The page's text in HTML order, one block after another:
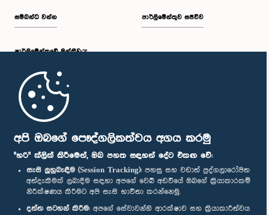
අපි ඔබගේ පෞද්ගලිකත්වය අගය කරමු
"හරි" ක්ලික් කිරීමෙන්, ඔබ පහත සඳහන් දේට එකඟ වේ:
සැසි ලුහුබැඳීම (Session Tracking): පහසු සහ වඩාත් පුද්ගලාරෝපිත
අත්දැකීමක් ලබාදීම සඳහා අපගේ වෙබ් අඩවියේ ඔබගේ ක්‍රියාකාරකම්
නිරීක්ෂණය කිරීමට අපි සැසි භාවිතා කරන්නෙමු.
දත්ත සටහන් කිරීම: අපගේ සේවාවන්හි ආරක්ෂාව සහ ක්‍රියාකාරීත්වය
සම්බන්ධ වන්න
පාර්ලි‌මේන්තුවේ මන්ත්‍රීවරු
මුල් පිටුව
පාර්ලිමේන්තුව සජීවීව
පාර්ලිමේන්තු ජංගම යෙදුම
අප හා සම්බන්ධ වී සිටින්න :